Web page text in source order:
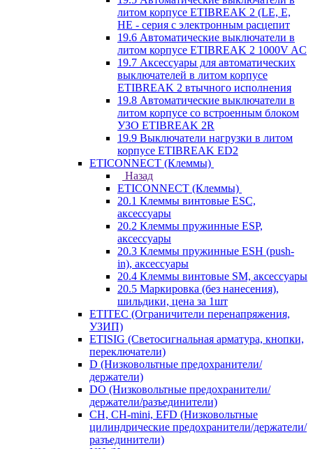
литом корпусе ETIBREAK 2 (LE, E,
HE - серия с электронным расцепит
19.6 Автоматические выключатели в
литом корпусе ETIBREAK 2 1000V AC
19.7 Аксессуары для автоматических
выключателей в литом корпусе
ETIBREAK 2 втычного исполнения
19.8 Автоматические выключатели в
литом корпусе со встроенным блоком
УЗО ETIBREAK 2R
19.9 Выключатели нагрузки в литом
корпусе ETIBREAK ED2
ETICONNECT (Клеммы)
Назад
ETICONNECT (Клеммы)
20.1 Клеммы винтовые ESC,
аксессуары
20.2 Клеммы пружинные ESP,
аксессуары
20.3 Клеммы пружинные ESH (push-
in), аксессуары
20.4 Клеммы винтовые SM, аксессуары
20.5 Маркировка (без нанесения),
шильдики, цена за 1шт
ETITEC (Ограничители перенапряжения,
УЗИП)
ETISIG (Светосигнальная арматура, кнопки,
переключатели)
D (Низковольтные предохранители/
держатели)
DO (Низковольтные предохранители/
держатели/разъединители)
CH, CH-mini, EFD (Низковольтные
цилиндрические предохранители/держатели/
разъединители)